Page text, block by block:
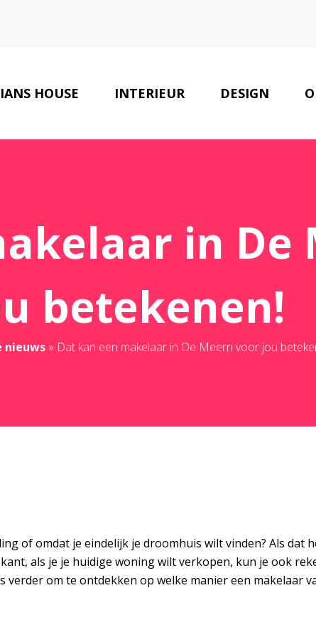
HOUSE INTERIEUR DESIGN
in De
betekenen!
nieuws» Dat kan een makelaar in De Meern voor jou
of omdat je eindelijk je droomhuis wilt vinden? Als dat
als je je huidige woning wilt verkopen, kun je ook
om te ontdekken op welke manier een makelaar